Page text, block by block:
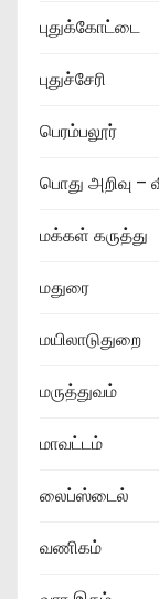
புதுக்கோட்டை
புதுச்சேரி
பெரம்பலூர்
பொது அறிவு –
மக்கள் கருத்து
மதுரை
மயிலாடுதுறை
மருத்துவம்
மாவட்டம்
லைப்ஸ்டைல்
வணிகம்